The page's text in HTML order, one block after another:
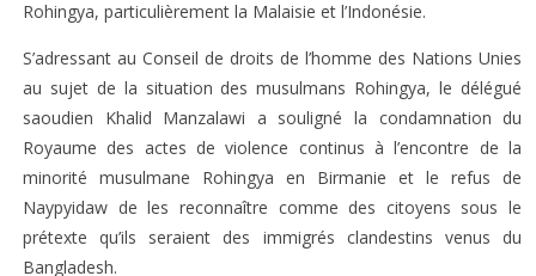
Rohingya, particulièrement la Malaisie et l’Indonésie.
S’adressant au Conseil de droits de l’homme des Nations Unies
au sujet de la situation des musulmans Rohingya, le délégué
saoudien Khalid Manzalawi a souligné la condamnation du
Royaume des actes de violence continus à l’encontre de la
minorité musulmane Rohingya en Birmanie et le refus de
Naypyidaw de les reconnaître comme des citoyens sous le
prétexte qu’ils seraient des immigrés clandestins venus du
Bangladesh.